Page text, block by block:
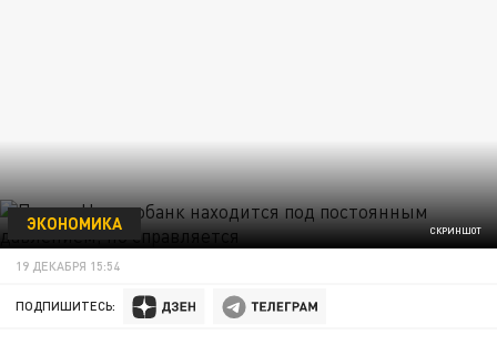
СКРИНШОТ
ЭКОНОМИКА
19 ДЕКАБРЯ 15:54
ПОДПИШИТЕСЬ: